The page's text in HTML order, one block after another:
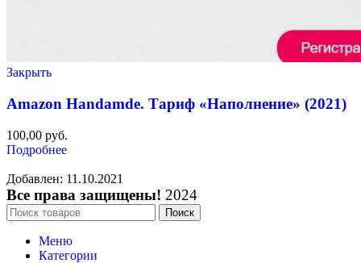
Закрыть
Amazon Handamde. Тариф «Наполнение» (2021)
100,00 руб.
Подробнее
Добавлен: 11.10.2021
Все права защищены! 2024
Поиск
Меню
Категории